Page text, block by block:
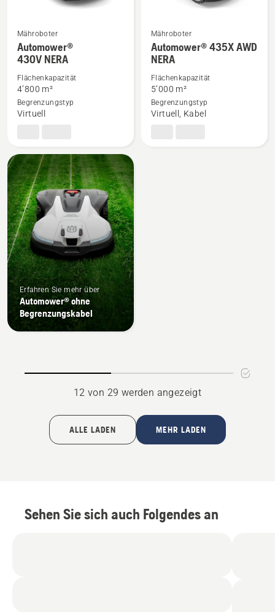
Mehr
Details
zu
Automower®
430V NERA
anzeigen
Mähroboter
Automower®
430V NERA
Flächenkapazität
4’800 m²
Begrenzungstyp
Virtuell
Mehr
Details
zu
Automower®
435X
AWD
Mähroboter
Automower® 435X AWD
NERA
Flächenkapazität
5’000 m²
Begrenzungstyp
Virtuell, Kabel
Erfahren Sie mehr über
Automower® ohne
Begrenzungskabel
12 von 29 werden angezeigt
ALLE LADEN MEHR LADEN
Sehen Sie sich auch Folgendes an